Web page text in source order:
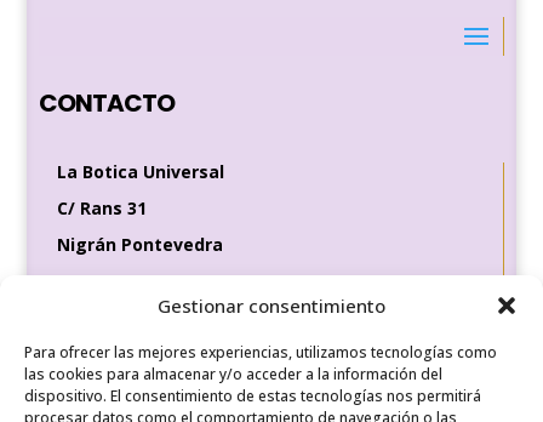
Gestionar consentimiento
Para ofrecer las mejores experiencias, utilizamos tecnologías como
las cookies para almacenar y/o acceder a la información del
dispositivo. El consentimiento de estas tecnologías nos permitirá
procesar datos como el comportamiento de navegación o las
CONTACTO
La Botica Universal
C/ Rans 31
Nigrán Pontevedra
36370
Tel de contacto
649 35 56 83